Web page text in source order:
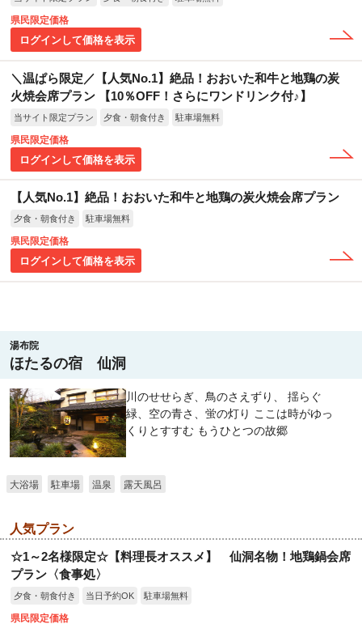
県民限定価格
ログインして価格を表示
＼温ぱら限定／【人気No.1】絶品！おおいた和牛と地鶏の炭
火焼会席プラン 【10％OFF！さらにワンドリンク付♪】
当サイト限定プラン 夕食・朝食付き 駐車場無料
県民限定価格
ログインして価格を表示
【人気No.1】絶品！おおいた和牛と地鶏の炭火焼会席プラン
夕食・朝食付き 駐車場無料
県民限定価格
ログインして価格を表示
湯布院
ほたるの宿 仙洞
川のせせらぎ、鳥のさえずり、 揺らぐ
緑、空の青さ、蛍の灯り ここは時がゆっ
くりとすすむ もうひとつの故郷
大浴場 駐車場 温泉 露天風呂
人気プラン
☆1～2名様限定☆【料理長オススメ】 仙洞名物！地鶏鍋会席
プラン〈食事処〉
夕食・朝食付き 当日予約OK 駐車場無料
県民限定価格